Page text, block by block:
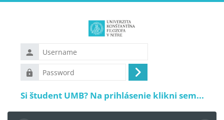
Username
Password
Login
Si študent UMB? Na prihlásenie klikni sem...